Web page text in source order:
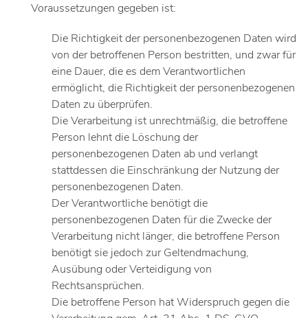
Voraussetzungen gegeben ist:
Die Richtigkeit der personenbezogenen Daten wird
von der betroffenen Person bestritten, und zwar für
eine Dauer, die es dem Verantwortlichen
ermöglicht, die Richtigkeit der personenbezogenen
Daten zu überprüfen.
Die Verarbeitung ist unrechtmäßig, die betroffene
Person lehnt die Löschung der
personenbezogenen Daten ab und verlangt
stattdessen die Einschränkung der Nutzung der
personenbezogenen Daten.
Der Verantwortliche benötigt die
personenbezogenen Daten für die Zwecke der
Verarbeitung nicht länger, die betroffene Person
benötigt sie jedoch zur Geltendmachung,
Ausübung oder Verteidigung von
Rechtsansprüchen.
Die betroffene Person hat Widerspruch gegen die